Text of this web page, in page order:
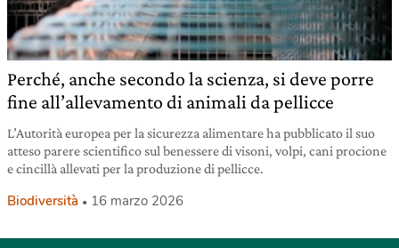
Perché, anche secondo la scienza, si deve porre
fine all’allevamento di animali da pellicce
L’Autorità europea per la sicurezza alimentare ha pubblicato il suo
atteso parere scientifico sul benessere di visoni, volpi, cani procione
e cincillà allevati per la produzione di pellicce.
Biodiversità 16 marzo 2026